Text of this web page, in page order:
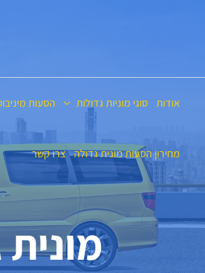
אודות סוגי מוניות גדולות הסעות
מחירון הסעות מונית גדולה צרו קשר